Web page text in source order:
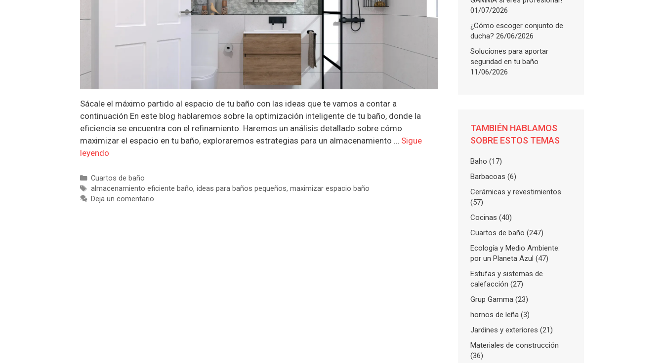
Sácale el máximo partido al espacio de tu baño con las ideas que te vamos a contar a
continuación En este blog hablaremos sobre la optimización inteligente de tu baño, donde la
eficiencia se encuentra con el refinamiento. Haremos un análisis detallado sobre cómo
maximizar el espacio en tu baño, exploraremos estrategias para un almacenamiento … Sigue
leyendo
Categorías
Cuartos de baño
Etiquetas
almacenamiento eficiente baño, ideas para baños pequeños, maximizar espacio baño
Deja un comentario
01/07/2026
¿Cómo escoger conjunto de
ducha? 26/06/2026
Soluciones para aportar
seguridad en tu baño
11/06/2026
TAMBIÉN HABLAMOS
SOBRE ESTOS TEMAS
Baho (17)
Barbacoas (6)
Cerámicas y revestimientos
(57)
Cocinas (40)
Cuartos de baño (247)
Ecología y Medio Ambiente:
por un Planeta Azul (47)
Estufas y sistemas de
calefacción (27)
Grup Gamma (23)
hornos de leña (3)
Jardines y exteriores (21)
Materiales de construcción
(36)